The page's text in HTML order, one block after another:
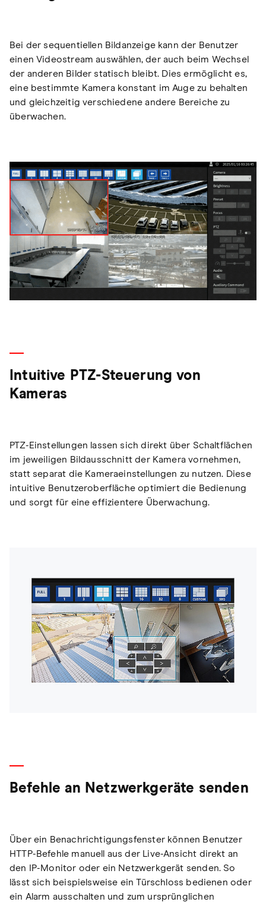
Bei der sequentiellen Bildanzeige kann der Benutzer
einen Videostream auswählen, der auch beim Wechsel
der anderen Bilder statisch bleibt. Dies ermöglicht es,
eine bestimmte Kamera konstant im Auge zu behalten
und gleichzeitig verschiedene andere Bereiche zu
überwachen.
Intuitive PTZ-Steuerung von
Kameras
PTZ-Einstellungen lassen sich direkt über Schaltflächen
im jeweiligen Bildausschnitt der Kamera vornehmen,
statt separat die Kameraeinstellungen zu nutzen. Diese
intuitive Benutzeroberfläche optimiert die Bedienung
und sorgt für eine effizientere Überwachung.
Befehle an Netzwerkgeräte senden
Über ein Benachrichtigungsfenster können Benutzer
HTTP-Befehle manuell aus der Live-Ansicht direkt an
den IP-Monitor oder ein Netzwerkgerät senden. So
lässt sich beispielsweise ein Türschloss bedienen oder
ein Alarm ausschalten und zum ursprünglichen